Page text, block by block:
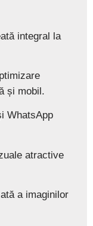
integral la
și mobil.
WhatsApp
atractive
a imaginilor